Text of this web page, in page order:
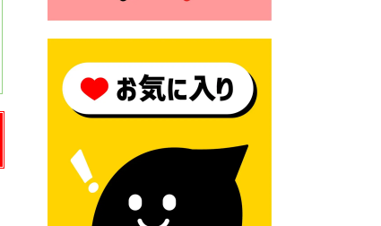
2026年6月18日 セアカゴケグ
モにご注意ください！
ェルターの指定
2026年6月10日 令和８年経済
センサス-活動調査